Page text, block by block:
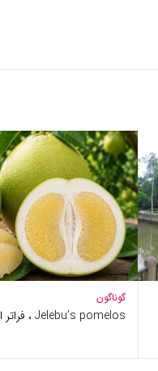
گوناگون
Jelebu’s pomelos ، فراتر از دوریان